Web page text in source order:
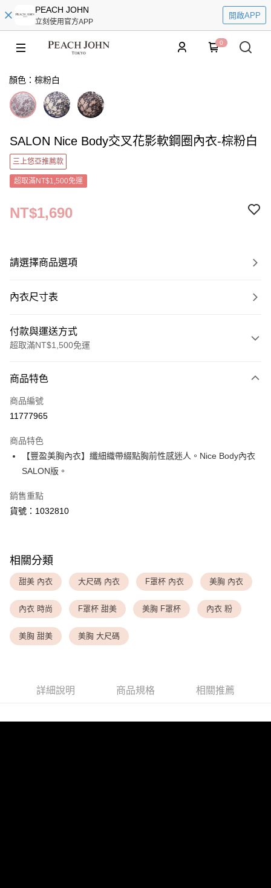
PEACH JOHN
立刻使用官方APP
開啟APP
0
顏色：棕粉白
SALON Nice Body交叉花影軟鋼圈內衣-棕粉白
三上悠亞推薦款
超取滿NT$1,500免運
NT$1,690
請選擇商品選項
內衣尺寸表
付款與運送方式
超取滿NT$1,500免運
信用卡一次付款
超商取貨付款
Apple Pay
全家取貨付款
每筆NT$80，滿NT$1,500(含以上)免運費
<無合作配送請勿選取>萊爾富取貨付款
<無合作配送請勿選取>付款後萊爾富取貨
每筆NT$9,999
付款後7-11取貨
商品特色
商品編號
11777965
商品特色
【豐盈美胸內衣】纖細織帶綴點胸前性感迷人。Nice Body內衣
SALON版。
銷售重點
貨號：1032810
相關分類
甜美 內衣 大尺碼 內衣 F罩杯 內衣 美胸 內衣
內衣 時尚 F罩杯 甜美 美胸 F罩杯 內衣 粉
美胸 甜美 美胸 大尺碼
詳細說明 商品規格 相關推薦